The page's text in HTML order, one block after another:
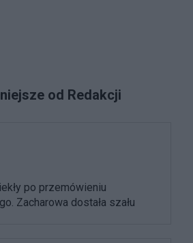
od Redakcji
po przemówieniu
Zacharowa dostała szału